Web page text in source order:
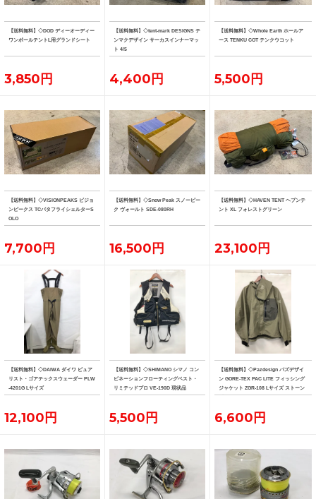
【送料無料】◇DOD ディーオーディー
ワンポールテントL用グランドシート
3,850円
【送料無料】◇tent-mark DESIGNS テ
ンマクデザイン サーカスインナーマッ
ト 4/5
4,400円
【送料無料】◇Whole Earth ホールア
ース TENKU COT テンクウコット
5,500円
【送料無料】◇VISIONPEAKS ビジョ
ンピークス TCバタフライシェルターS
OLO
7,700円
【送料無料】◇Snow Peak スノーピー
ク ヴォールト SDE-080RH
16,500円
【送料無料】◇HAVEN TENT ヘブンテ
ント XL フォレストグリーン
23,100円
【送料無料】◇DAIWA ダイワ ピュア
リスト・ゴアテックスウェーダー PLW
-4201G Lサイズ
12,100円
【送料無料】◇SHIMANO シマノ コン
ビネーションフローティングベスト・
リミテッドプロ VE-190D 現状品
5,500円
【送料無料】◇Pazdesign パズデザイ
ン GORE-TEX PAC LITE フィッシング
ジャケット ZGR-108 Lサイズ ストーン
系カラー
6,600円